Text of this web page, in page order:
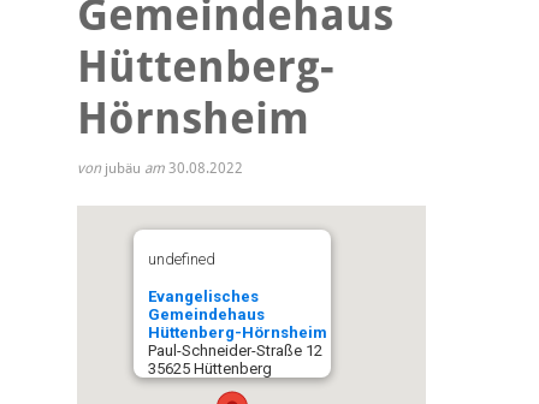
Gemeindehaus
Hüttenberg-
Hörnsheim
von jubäu am 30.08.2022
undefined
Evangelisches
Gemeindehaus
Hüttenberg-Hörnsheim
Paul-Schneider-Straße 12
35625 Hüttenberg